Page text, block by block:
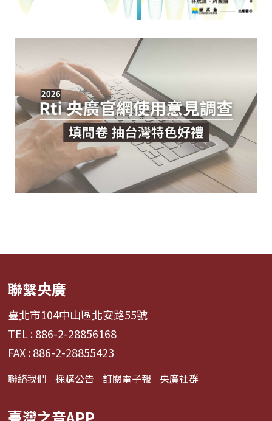
聯繫央廣
臺北市104中山區北安路55號
TEL : 886-2-28856168
FAX : 886-2-28855423
聯絡我們 採購公告 訂閱電子報 央廣社群